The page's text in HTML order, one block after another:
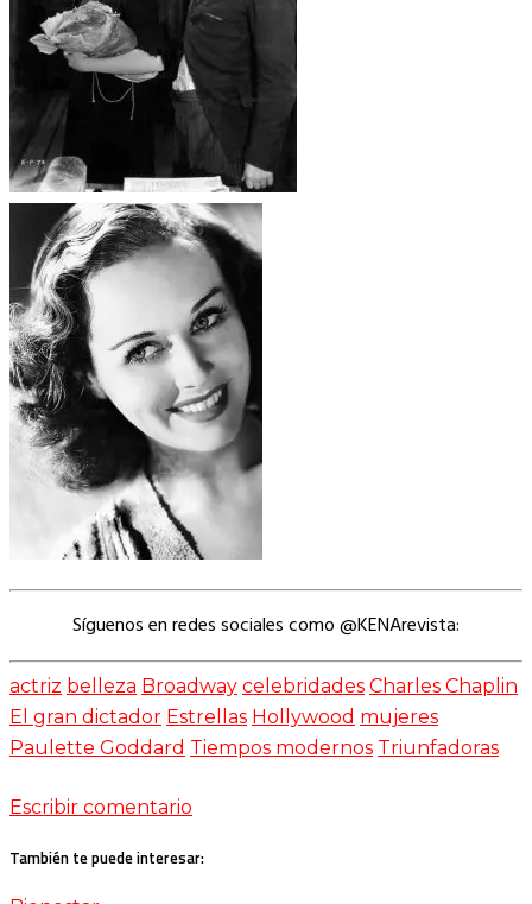
Síguenos en redes sociales como @KENArevista:
actriz belleza Broadway celebridades Charles Chaplin
El gran dictador Estrellas Hollywood mujeres
Paulette Goddard Tiempos modernos Triunfadoras
Escribir comentario
También te puede interesar: